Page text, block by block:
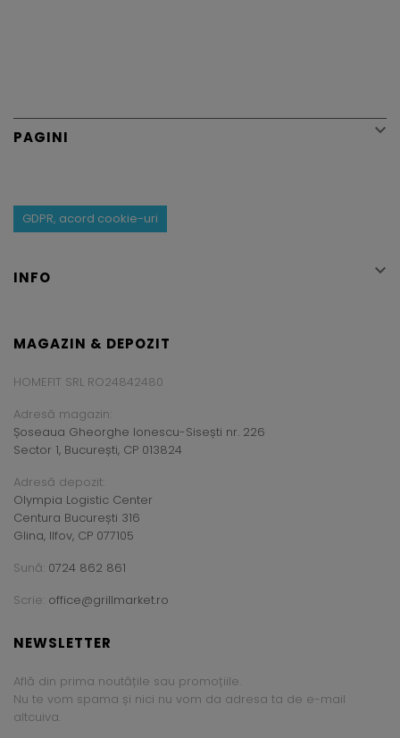
PAGINI 
GDPR, acord cookie-uri
INFO 
MAGAZIN & DEPOZIT
HOMEFIT SRL RO24842480
Adresă magazin:
Șoseaua Gheorghe Ionescu-Sisești nr. 226
Sector 1, București, CP 013824
Adresă depozit:
Olympia Logistic Center
Centura București 316
Glina, Ilfov, CP 077105
Sună: 0724 862 861
Scrie: office@grillmarket.ro
NEWSLETTER
Află din prima noutățile sau promoțiile.
Nu te vom spama și nici nu vom da adresa ta de e-mail
altcuiva.